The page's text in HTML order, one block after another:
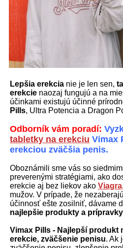
Lepšia erekcia nie je len sen,
erekcie naozaj fungujú a na
účinkami existujú účinné
Pills, Ultra Potencia a Dragon
Odborník vám poradí:
tabletky na erekciu Vimax
erekciou zväčšia penis.
Oboznámili sme vás so
preverenými stratégiami, ako
erekcie aj bez liekov ako
mužov. V prípade, že
účinnosť ešte zosilniť, dávame
najlepšie produkty a
Vimax Pills - Najlepší produkt
erekcie, zväčšenie penisu. Ak